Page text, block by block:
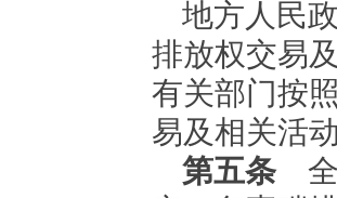
地方人民
排放权交易
有关部门按
易及相关活
第五条 全